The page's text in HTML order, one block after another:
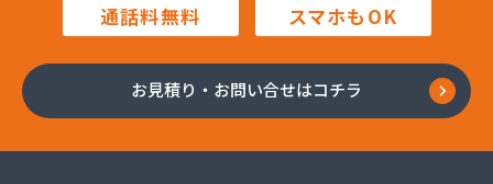
通話料無料 スマホもOK
お見積り・お問い合せはコチラ